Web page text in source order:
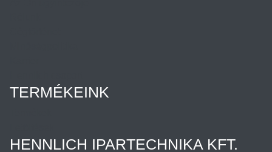
TERMÉKEINK
HENNLICH IPARTECHNIKA KFT.